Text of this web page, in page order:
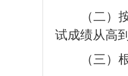
（二
试成绩从高
（三）